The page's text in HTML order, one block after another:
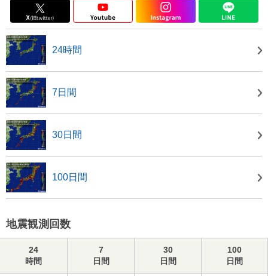
24時間
7日間
30日間
100日間
地震観測回数
24
時間
7
日間
30
日間
100
日間